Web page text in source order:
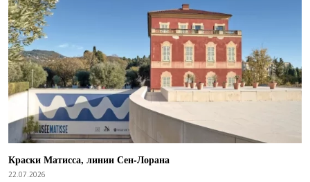
Краски Матисса, линии Сен-Лорана
22.07.2026